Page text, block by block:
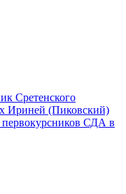
Сретенского
Ириней (Пиковский)
первокурсников СДА в